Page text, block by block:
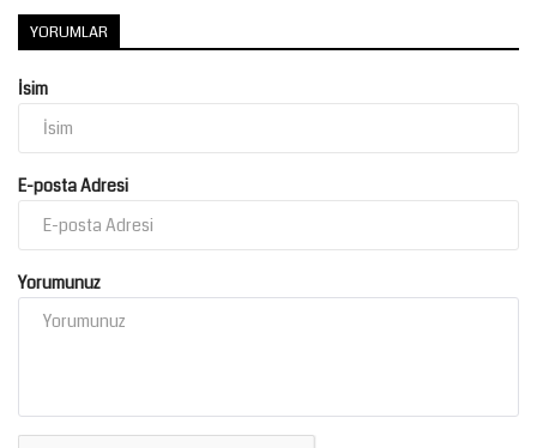
YORUMLAR
İsim
E-posta Adresi
Yorumunuz